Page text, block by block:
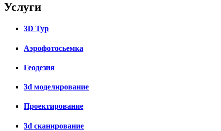
Услуги
3D Тур
Аэрофотосьемка
Геодезия
3d моделирование
Проектирование
3d сканирование